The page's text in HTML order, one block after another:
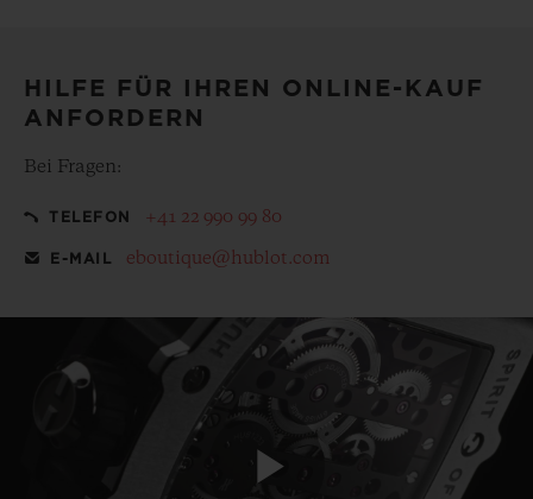
HILFE FÜR IHREN ONLINE-KAUF
ANFORDERN
Bei Fragen:
TELEFON +41 22 990 99 80
E-MAIL eboutique@hublot.com